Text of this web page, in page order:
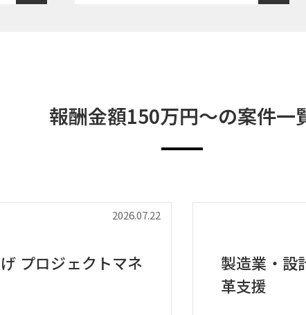
報酬金額150万円〜の案件一
2026.07.22
プロジェクトマネ
製造業・設
革支援